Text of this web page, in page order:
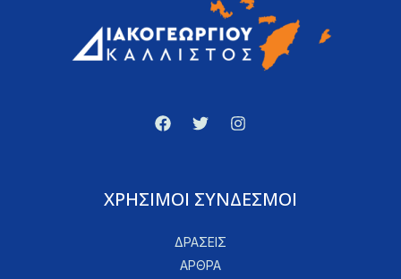
ΧΡΗΣΙΜΟΙ ΣΥΝΔΕΣΜΟΙ
ΔΡΑΣΕΙΣ
ΑΡΘΡΑ